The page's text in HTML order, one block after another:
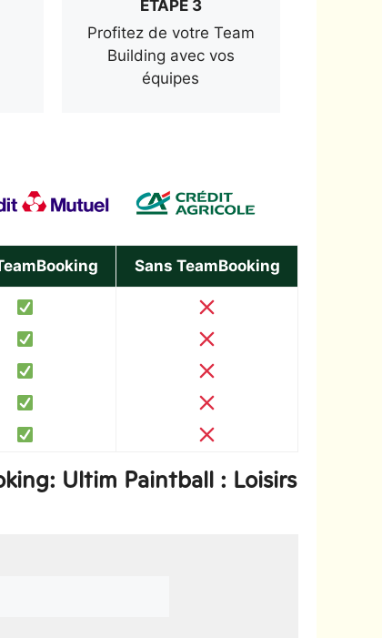
ÉTAPE 3
Profitez de votre Team
Building avec vos
équipes
Sans TeamBooking
Ultim Paintball : Loisirs